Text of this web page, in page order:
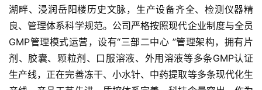
湖畔、浸润岳阳楼历史文脉，生产设备齐全、检测仪器精
良、管理体系科学规范。公司严格按照现代企业制度与全员
GMP管理模式运营，设有“三部二中心 ”管理架构，拥有片
剂、胶囊、颗粒剂、口服溶液、外用溶液等多条GMP认证
生产线，正在完善冻干、小水针、中药提取等多条现代化生